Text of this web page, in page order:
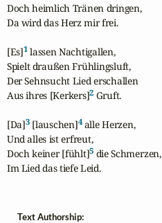
Doch heimlich Tränen dringen,
Da wird das Herz mir frei.
[Es]1 lassen Nachtigallen,
Spielt draußen Frühlingsluft,
Der Sehnsucht Lied erschallen
Aus ihres [Kerkers]2 Gruft.
[Da]3 [lauschen]4 alle Herzen,
Und alles ist erfreut,
Doch keiner [fühlt]5 die Schmerzen,
Im Lied das tiefe Leid.
Text Authorship: